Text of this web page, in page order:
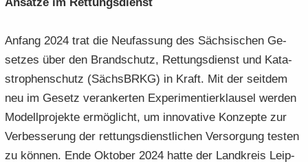
An­fang 2024 trat die Neu­fas­sung des Säch­si­schen Ge­
set­zes über den Brand­schutz, Ret­tungs­dienst und Ka­ta­
stro­phen­schutz (Sächs­BRKG) in Kraft. Mit der seit­dem
neu im Ge­setz ver­an­ker­ten Ex­pe­ri­men­tier­klau­sel wer­den
Mo­dell­pro­jek­te er­mög­licht, um in­no­va­ti­ve Kon­zep­te zur
Ver­bes­se­rung der ret­tungs­dienst­li­chen Ver­sor­gung tes­ten
zu kön­nen. Ende Ok­to­ber 2024 hatte der Land­kreis Leip­